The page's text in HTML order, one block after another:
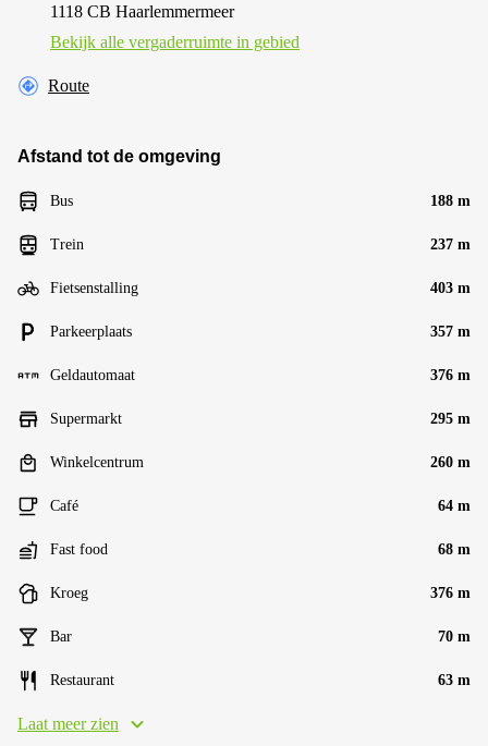
1118 CB Haarlemmermeer
Bekijk alle vergaderruimte in gebied
Route
Afstand tot de omgeving
Bus 188 m
Trein 237 m
Fietsenstalling 403 m
Parkeerplaats 357 m
Geldautomaat 376 m
Supermarkt 295 m
Winkelcentrum 260 m
Café 64 m
Fast food 68 m
Kroeg 376 m
Bar 70 m
Restaurant 63 m
Laat meer zien